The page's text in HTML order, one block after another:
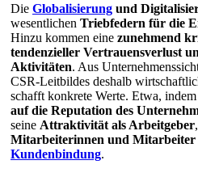
Die Globalisierung und
wesentlichen Triebfedern für die
Hinzu kommen eine zunehmend
tendenzieller Vertrauensverlust
Aktivitäten. Aus
CSR-Leitbildes deshalb
schafft konkrete Werte. Etwa, indem
auf die Reputation des
seine Attraktivität als Arbeitgeber
Mitarbeiterinnen und Mitarbeiter
Kundenbindung.